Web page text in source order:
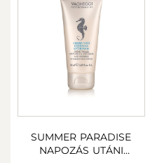
SUMMER PARADISE
NAPOZÁS UTÁNI